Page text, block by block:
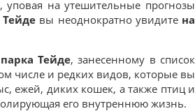
на утешительные прогнозы
вы неоднократно увидите на
Тейде, занесенному в список
числе и редких видов, которые вы
ежей, диких кошек, а также птиц и
его внутреннюю жизнь.